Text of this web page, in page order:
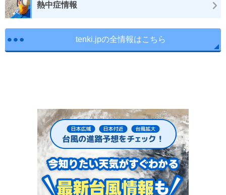
熱中症情報
tenki.jpの全情報はこちら